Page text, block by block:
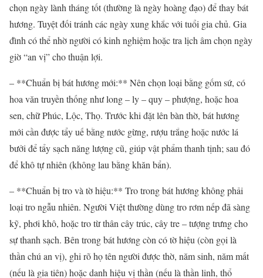
chọn ngày lành tháng tốt (thường là ngày hoàng đạo) để thay bát
hương. Tuyệt đối tránh các ngày xung khắc với tuổi gia chủ. Gia
đình có thể nhờ người có kinh nghiệm hoặc tra lịch âm chọn ngày
giờ “an vị” cho thuận lợi.
– **Chuẩn bị bát hương mới:** Nên chọn loại bằng gốm sứ, có
hoa văn truyền thống như long – ly – quy – phượng, hoặc hoa
sen, chữ Phúc, Lộc, Thọ. Trước khi đặt lên bàn thờ, bát hương
mới cần được tẩy uế bằng nước gừng, rượu trắng hoặc nước lá
bưởi để tẩy sạch năng lượng cũ, giúp vật phẩm thanh tịnh; sau đó
để khô tự nhiên (không lau bằng khăn bẩn).
– **Chuẩn bị tro và tờ hiệu:** Tro trong bát hương không phải
loại tro ngẫu nhiên. Người Việt thường dùng tro rơm nếp đã sàng
kỹ, phơi khô, hoặc tro từ thân cây trúc, cây tre – tượng trưng cho
sự thanh sạch. Bên trong bát hương còn có tờ hiệu (còn gọi là
thần chú an vị), ghi rõ họ tên người được thờ, năm sinh, năm mất
(nếu là gia tiên) hoặc danh hiệu vị thần (nếu là thần linh, thổ